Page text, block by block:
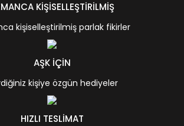
KİŞİSELLEŞTİRİLMİŞ
kişiselleştirilmiş parlak fikirler
AŞK İÇİN
kişiye özgün hediyeler
HIZLI TESLİMAT